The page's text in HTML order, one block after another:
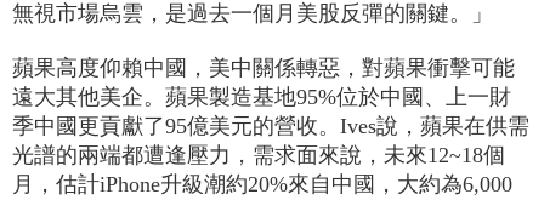
無視市場烏雲，是過去一個月美股反彈的關鍵。」
蘋果高度仰賴中國，美中關係轉惡，對蘋果衝擊可能
遠大其他美企。蘋果製造基地95%位於中國、上一財
季中國更貢獻了95億美元的營收。Ives說，蘋果在供需
光譜的兩端都遭逢壓力，需求面來說，未來12~18個
月，估計iPhone升級潮約20%來自中國，大約為6,000